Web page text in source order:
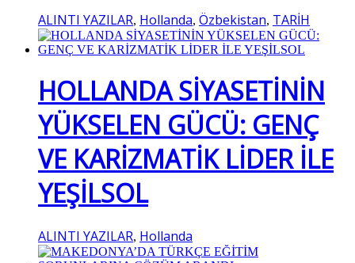
ALINTI YAZILAR, Hollanda, Özbekistan, TARİH
HOLLANDA SİYASETİNİN
YÜKSELEN GÜCÜ: GENÇ
VE KARİZMATİK LİDER İLE
YEŞİLSOL
ALINTI YAZILAR, Hollanda